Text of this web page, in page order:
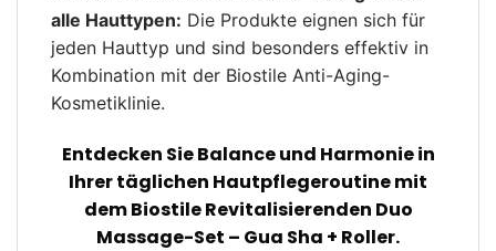
alle Hauttypen: Die Produkte eignen sich für
jeden Hauttyp und sind besonders effektiv in
Kombination mit der Biostile Anti-Aging-
Kosmetiklinie.
Entdecken Sie Balance und Harmonie in
Ihrer täglichen Hautpflegeroutine mit
dem Biostile Revitalisierenden Duo
Massage-Set – Gua Sha + Roller.